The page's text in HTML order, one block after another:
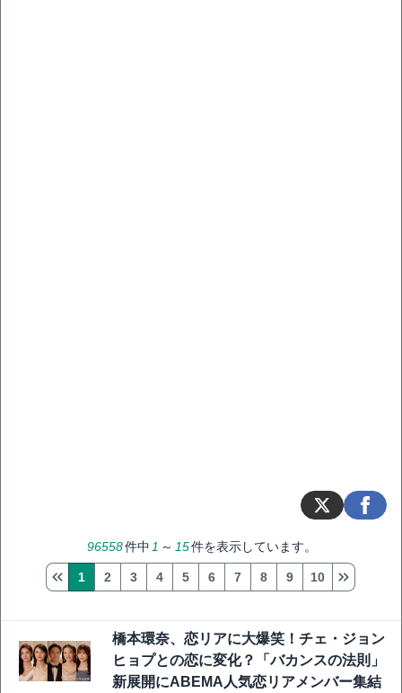
96558件中 1 ～ 15件を表示しています。
1 2 3 4 5 6 7 8 9 10
橋本環奈、恋リアに大爆笑！チェ・ジョン
ヒョプとの恋に変化？「バカンスの法則」
新展開にABEMA人気恋リアメンバー集結